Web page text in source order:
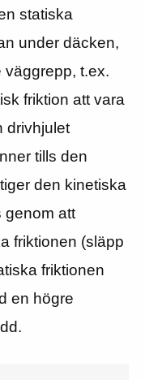
statiska
under däcken,
väggrepp, t.ex.
friktion att vara
drivhjulet
tills den
den kinetiska
genom att
friktionen (släpp
friktionen
en högre